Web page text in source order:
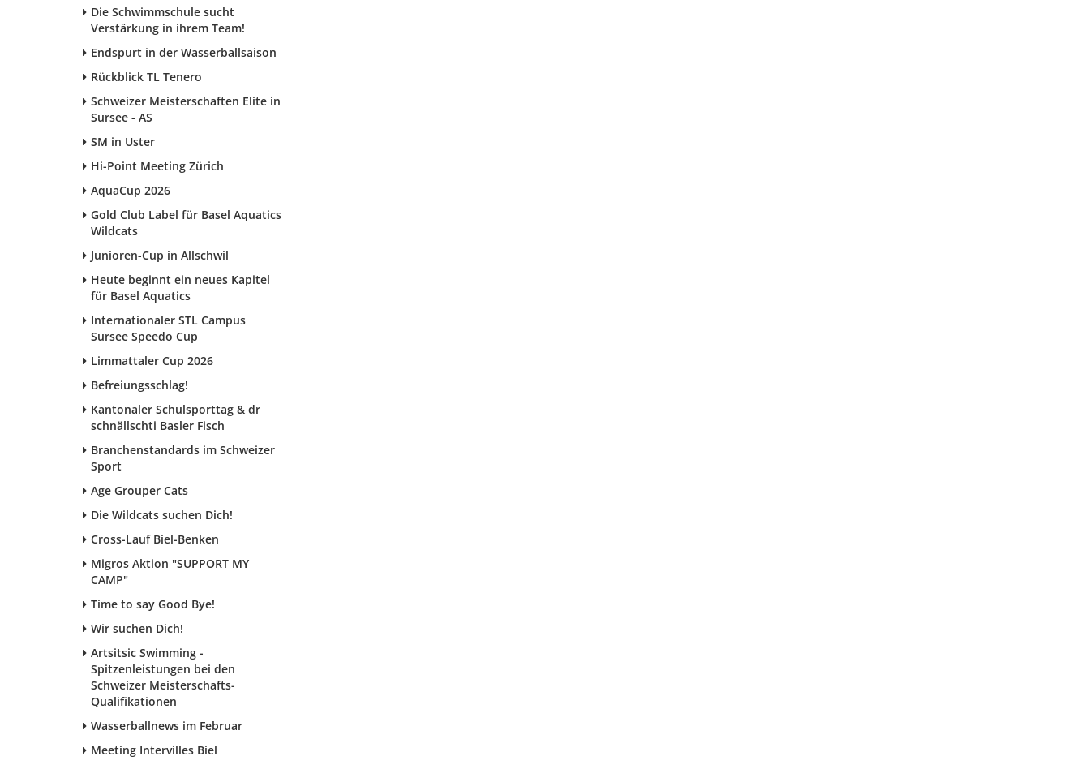
Die Schwimmschule sucht
Verstärkung in ihrem Team!
Endspurt in der Wasserballsaison
Rückblick TL Tenero
Schweizer Meisterschaften Elite in
Sursee - AS
SM in Uster
Hi-Point Meeting Zürich
AquaCup 2026
Gold Club Label für Basel Aquatics
Wildcats
Junioren-Cup in Allschwil
Heute beginnt ein neues Kapitel
für Basel Aquatics
Internationaler STL Campus
Sursee Speedo Cup
Limmattaler Cup 2026
Befreiungsschlag!
Kantonaler Schulsporttag & dr
schnällschti Basler Fisch
Branchenstandards im Schweizer
Sport
Age Grouper Cats
Die Wildcats suchen Dich!
Cross-Lauf Biel-Benken
Migros Aktion "SUPPORT MY
CAMP"
Time to say Good Bye!
Wir suchen Dich!
Artsitsic Swimming -
Spitzenleistungen bei den
Schweizer Meisterschafts-
Qualifikationen
Wasserballnews im Februar
Meeting Intervilles Biel